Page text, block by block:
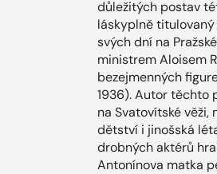
důležitých postav
láskyplně
svých dní na
ministrem Aloisem
bezejmenných
1936). Autor těchto
na Svatovítské
dětství i jinošská
drobných aktérů
Antonínova matka